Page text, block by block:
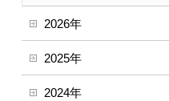
2026年
2025年
2024年